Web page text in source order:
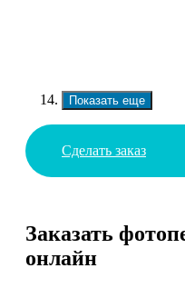
Показать еще
Сделать заказ
Заказать
онлайн